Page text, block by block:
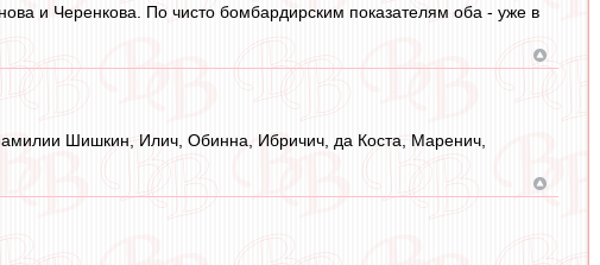
и Черенкова. По чисто бомбардирским показателям оба - уже в
Шишкин, Илич, Обинна, Ибричич, да Коста, Маренич,